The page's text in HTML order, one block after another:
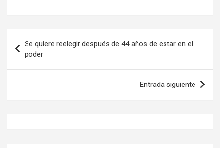
de
entradas
Se quiere reelegir después de 44 años de estar en el
poder
Entrada siguiente